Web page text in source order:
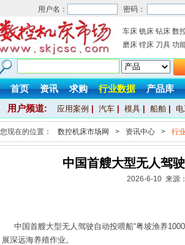
场分析 用户名： 密码：
车床 铣床 钻床 数
磨床 镗床 刀具 功
首页 资讯 求购 行业数据 产品库
用户频道: 应用案例 汽车 模具 船舶
您现在的位置： 数控机床市场网 > 资讯中心 > 行
中国首艘大型无人驾
2026-6-10 来源
中国首艘大型无人驾驶自动投喂船“粤坡渔养
展深远海养殖作业。